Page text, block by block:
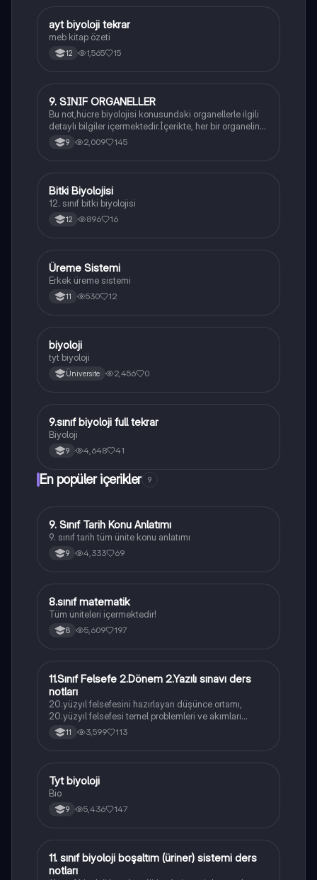
Biyoloji
ayt biyoloji tekrar
meb kitap özeti
12 1,565 15
Biyoloji
9. SINIF ORGANELLER
Bu not,hücre biyolojisi konusundaki organellerle ilgili
detaylı bilgiler içermektedir.İçerikte, her bir organelin
yapısı,fonksiyonları ve hücre içindeki rolü
açıklanmaktadır.
9 2,009 145
Biyoloji
Bitki Biyolojisi
12. sınıf bitki biyolojisi
12 896 16
Biyoloji
Üreme Sistemi
Erkek üreme sistemi
11 530 12
BBiyoloji
biyoloji
tyt biyoloji
Üniversite 2,456 0
Biyoloji
9.sınıf biyoloji full tekrar
Biyoloji
9 4,648 41
En popüler içerikler 9
Tarih
9. Sınıf Tarih Konu Anlatımı
9. sınıf tarih tüm ünite konu anlatımı
9 4,333 69
Matematik
8.sınıf matematik
Tüm üniteleri içermektedir!
8 5,609 197
Felsefe
11.Sınıf Felsefe 2.Dönem 2.Yazılı sınavı ders
notları
20.yüzyıl felsefesini hazırlayan düşünce ortamı,
20.yüzyıl felsefesi temel problemleri ve akımları
konularını içermektedir
11 3,599 113
Biyoloji
Tyt biyoloji
Bio
9 5,436 147
Biyoloji
11. sınıf biyoloji boşaltım (üriner) sistemi ders
notları